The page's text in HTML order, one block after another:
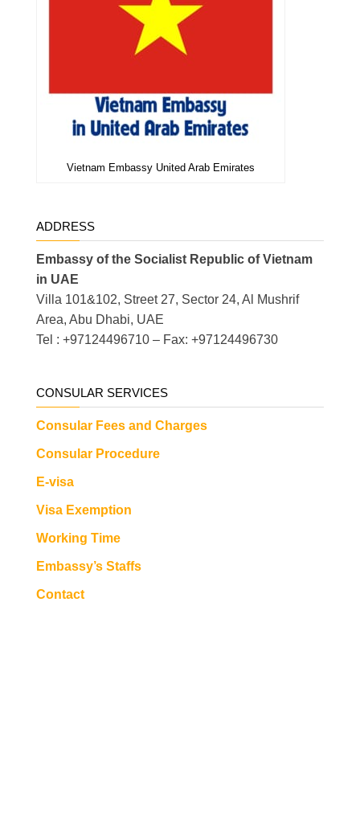
Vietnam Embassy United Arab Emirates
ADDRESS
Embassy of the Socialist Republic of Vietnam
in UAE
Villa 101&102, Street 27, Sector 24, Al Mushrif
Area, Abu Dhabi, UAE
Tel : +97124496710 – Fax: +97124496730
CONSULAR SERVICES
Consular Fees and Charges
Consular Procedure
E-visa
Visa Exemption
Working Time
Embassy’s Staffs
Contact